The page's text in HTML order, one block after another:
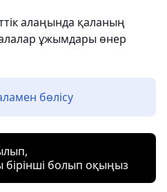
алаңында қаланың
ұжымдары өнер
бөлісу
болып оқыңыз